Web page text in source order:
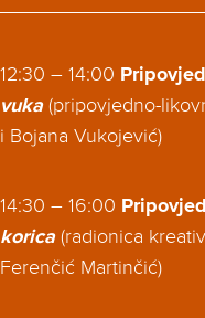
12:30 – 14:00
vuka(pripovjedno-
i Bojana Vukojević)
14:30 – 16:00
korica(radionica
Ferenčić Martinčić)